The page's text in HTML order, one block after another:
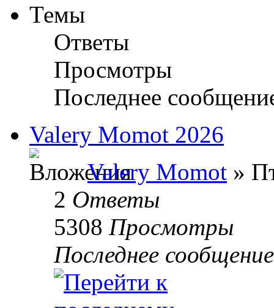
Темы
Ответы
Просмотры
Последнее
Valery Momot 2026
Valery Momot »
2 Ответы
5308 Просмотры
Последнее